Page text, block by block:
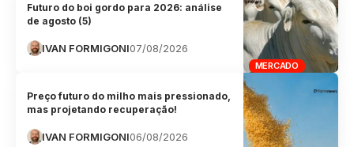
MERCADO
Futuro do boi gordo para 2026: análise
de agosto (5)
IVAN FORMIGONI07/08/2026
Preço futuro do milho mais pressionado,
mas projetando recuperação!
IVAN FORMIGONI06/08/2026